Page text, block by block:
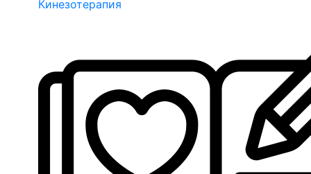
Кинезотерапия